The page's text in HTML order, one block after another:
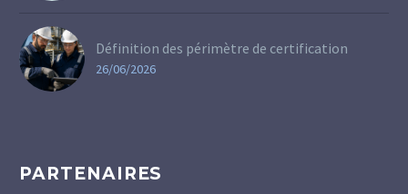
Définition des périmètre de certification
26/06/2026
PARTENAIRES